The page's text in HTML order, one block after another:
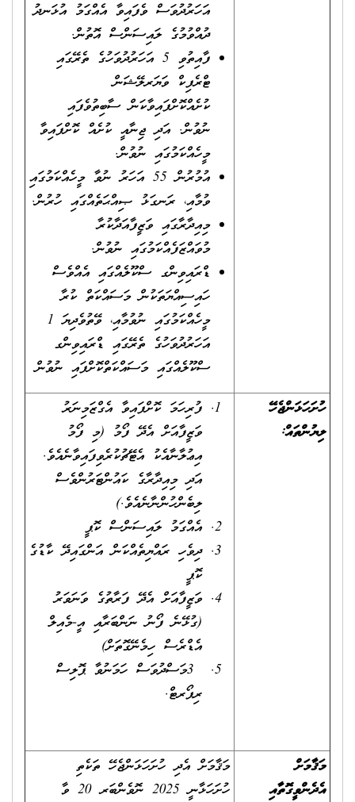
އަހަރުދުވަސް ވެފައިވާ އެއްގަމު އުޅަނދު
ދުއްވުމުގެ ލައިސަންސް އޮތުން.
ފާއިތުވި 5 އަހަރުދުވަހުގެ ތެރޭގައި
ޓްރެފިކް ވަޔަރލޭޝަން
ކުށެއްކޮށްފައިވާކަން ސާބިތުވެފައި
ނުވުން. އަދި ޖިނާއީ ކުށެއް ކޮށްފައިވާ
މީހެއްކަމުގައި ނުވުން.
އުމުރުން 55 އަހަރު ނުވާ މީހެއްކަމުގައި
ވުމާއި، ރަނގަޅު ޞިއްޙަތެއްގައި ހުރުން.
މިއިދާރާގައި ވަޒީފާއަދާކުރާ
މުވައްޒަފެއްކަމުގައި ނުވުން.
ޑްރައިވިންގ ސްކޫލެއްގައި އެއްވެސް
ހައިސިއްޔަތަކުން މަސައްކަތް ކުރާ
މީހެއްކަމުގައި ނުވުމާއި، ވޭތުވެދިޔަ 1
އަހަރުދުވަހުގެ ތެރޭގައި ޑްރައިވިންގ
ސްކޫލެއްގައި މަސައްކަތްކޮށްފައި ނުވުން
ހުށަހަޅަންޖެހޭ
ލިޔުންތައް:
ފުރިހަމަ ކޮށްފައިވާ އެގްޒަމިނަރު
ވަޒީފާއަށް އެދޭ ފޯމު (މި ފޯމު
އިޢުލާނާއެކު އެޓޭޗުކުރެވިފައިވާނެއެވެ.
އަދި މިއިދާރާގެ ކައުންޓަރުންވެސް
ލިބެންހުންނާނެއެވެ.)
އެއްގަމު ލައިސަންސް ކޮޕީ
ދިވެހި ރައްޔިތެއްކަން އަންގައިދޭ ކާޑުގެ
ކޮޕީ
ވަޒީފާއަށް އެދޭ ފަރާތުގެ ވަނަވަރު
(ގުޅޭނެ ފޯނު ނަންބަރާއި އީ-މެއިލް
އެޑްރެސް ހިމެނޭގޮތަށް)
3މަސްދުވަސް ހަމަނުވާ ޕޮލިސް
ރިޕޯރޓް.
މަޤާމަށް
އެދެންވީގޮތާއި
މަޤާމަށް އެދި ހުށަހަޅަންޖެހޭ ތަކެތި
ހުށަހަޅާނީ 2025 ނޮވެންބަރ 20 ވާ